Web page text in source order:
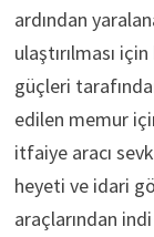
ardından
ulaştırılması
güçleri
edilen memur
itfaiye aracı
heyeti ve idari
araçlarından